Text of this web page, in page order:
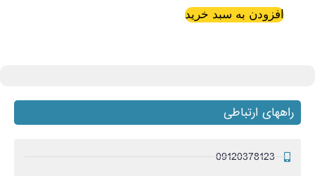
افزودن به سبد خرید
راههای ارتباطی
09120378123